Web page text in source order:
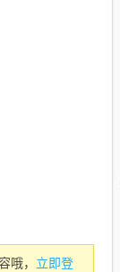
哦， 立即登